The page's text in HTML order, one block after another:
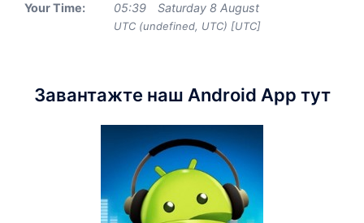
Your Time: 05:39 Saturday 8 August
UTC (undefined, UTC) [UTC]
Завантажте наш Android App тут